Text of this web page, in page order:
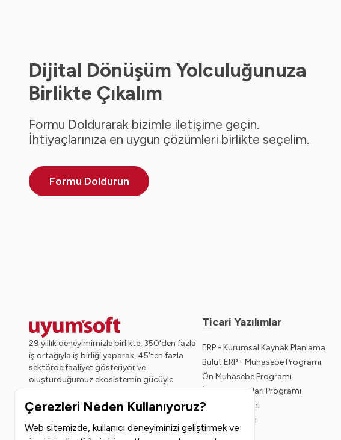
Çerezleri Neden Kullanıyoruz?
Web sitemizde, kullanıcı deneyiminizi geliştirmek ve
Dijital Dönüşüm Yolculuğunuza
Birlikte Çıkalım
Formu Doldurarak bizimle iletişime geçin.
İhtiyaçlarınıza en uygun çözümleri birlikte seçelim.
Formu Doldurun
29 yıllık deneyimimizle birlikte, 350'den fazla
iş ortağıyla iş birliği yaparak, 45'ten fazla
sektörde faaliyet gösteriyor ve
oluşturduğumuz ekosistemin gücüyle
geleceğe sağlam adımlarla ilerliyoruz.
Ticari Yazılımlar
ERP - Kurumsal Kaynak Planlama
Bulut ERP - Muhasebe Programı
Ön Muhasebe Programı
İnsan Kaynakları Programı
Bordro Yazılımı
CRM Programı